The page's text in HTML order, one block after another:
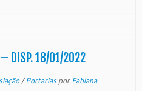
DISP. 18/01/2022
/PortariasporFabiana